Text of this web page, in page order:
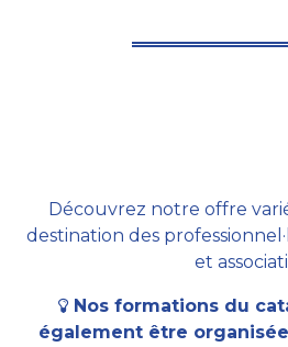
Découvrez notre offre
destination des
et
Nos formations du
également être